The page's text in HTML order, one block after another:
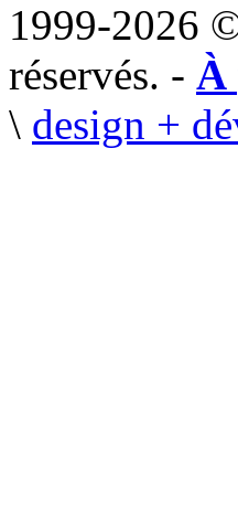
1999-2026
réservés. - À
\ design +